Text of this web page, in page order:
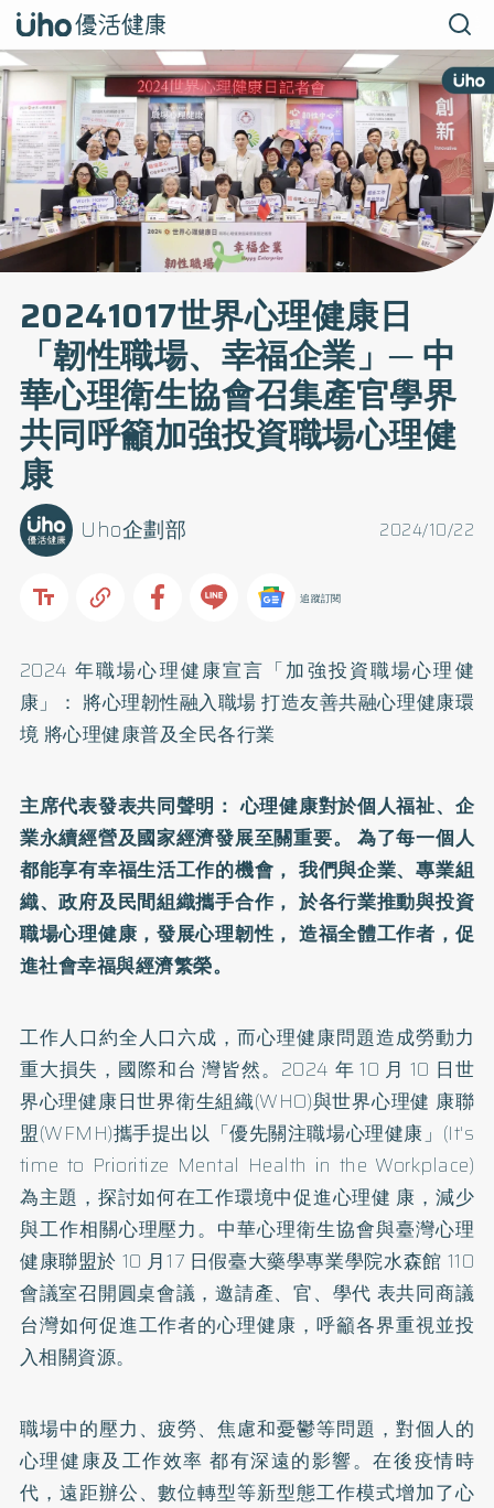
20241017世界心理健康日
「韌性職場、幸福企業」─ 中
華心理衛生協會召集產官學界
共同呼籲加強投資職場心理健
康
2024/10/22
Uho企劃部
追蹤訂閱
2024 年職場心理健康宣言「加強投資職場心理健
康」： 將心理韌性融入職場 打造友善共融心理健康環
境 將心理健康普及全民各行業
主席代表發表共同聲明： 心理健康對於個人福祉、企
業永續經營及國家經濟發展至關重要。 為了每一個人
都能享有幸福生活工作的機會， 我們與企業、專業組
織、政府及民間組織攜手合作， 於各行業推動與投資
職場心理健康，發展心理韌性， 造福全體工作者，促
進社會幸福與經濟繁榮。
工作人口約全人口六成，而心理健康問題造成勞動力
重大損失，國際和台 灣皆然。2024 年 10 月 10 日世
界心理健康日世界衛生組織(WHO)與世界心理健 康聯
盟(WFMH)攜手提出以「優先關注職場心理健康」(It's
time to Prioritize Mental Health in the Workplace)
為主題，探討如何在工作環境中促進心理健 康，減少
與工作相關心理壓力。中華心理衛生協會與臺灣心理
健康聯盟於 10 月17 日假臺大藥學專業學院水森館 110
會議室召開圓桌會議，邀請產、官、學代 表共同商議
台灣如何促進工作者的心理健康，呼籲各界重視並投
入相關資源。
職場中的壓力、疲勞、焦慮和憂鬱等問題，對個人的
心理健康及工作效率 都有深遠的影響。在後疫情時
代，遠距辦公、數位轉型等新型態工作模式增加了心